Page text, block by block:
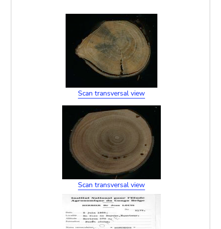
Scan transversal view
Scan transversal view